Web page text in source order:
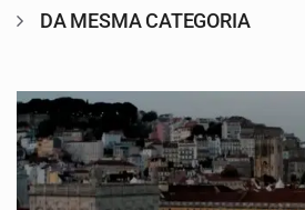
DA MESMA CATEGORIA